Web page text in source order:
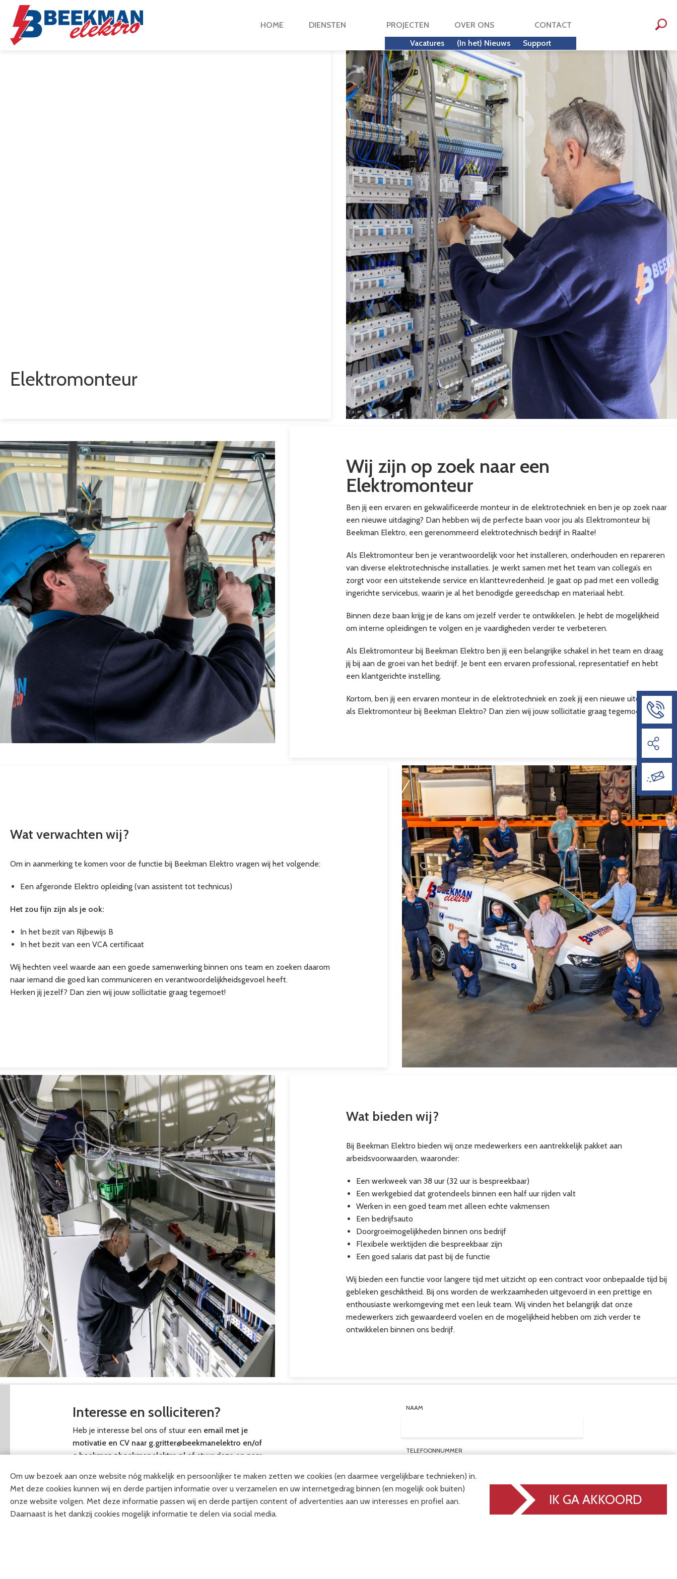
HOME DIENSTEN PROJECTEN OVER ONS
CONTACT
Vacatures
(In het) Nieuws Support
Elektromonteur
Wij zijn op zoek naar een
Elektromonteur
Ben jij een ervaren en gekwalificeerde monteur in de elektrotechniek en ben je op zoek naar
een nieuwe uitdaging? Dan hebben wij de perfecte baan voor jou als Elektromonteur bij
Beekman Elektro, een gerenommeerd elektrotechnisch bedrijf in Raalte!
Als Elektromonteur ben je verantwoordelijk voor het installeren, onderhouden en repareren
van diverse elektrotechnische installaties. Je werkt samen met het team van collega’s en
zorgt voor een uitstekende service en klanttevredenheid. Je gaat op pad met een volledig
ingerichte servicebus, waarin je al het benodigde gereedschap en materiaal hebt.
Binnen deze baan krijg je de kans om jezelf verder te ontwikkelen. Je hebt de mogelijkheid
om interne opleidingen te volgen en je vaardigheden verder te verbeteren.
Als Elektromonteur bij Beekman Elektro ben jij een belangrijke schakel in het team en draag
jij bij aan de groei van het bedrijf. Je bent een ervaren professional, representatief en hebt
een klantgerichte instelling.
Kortom, ben jij een ervaren monteur in de elektrotechniek en zoek jij een nieuwe uitdaging
als Elektromonteur bij Beekman Elektro? Dan zien wij jouw sollicitatie graag tegemoet!
Wat verwachten wij?
Om in aanmerking te komen voor de functie bij Beekman Elektro vragen wij het volgende:
Een afgeronde Elektro opleiding (van assistent tot technicus)
Het zou fijn zijn als je ook:
In het bezit van Rijbewijs B
In het bezit van een VCA certificaat
Wij hechten veel waarde aan een goede samenwerking binnen ons team en zoeken daarom
naar iemand die goed kan communiceren en verantwoordelijkheidsgevoel heeft.
Herken jij jezelf? Dan zien wij jouw sollicitatie graag tegemoet!
Wat bieden wij?
Bij Beekman Elektro bieden wij onze medewerkers een aantrekkelijk pakket aan
arbeidsvoorwaarden, waaronder:
Een werkweek van 38 uur (32 uur is bespreekbaar)
Een werkgebied dat grotendeels binnen een half uur rijden valt
Werken in een goed team met alleen echte vakmensen
Een bedrijfsauto
Doorgroeimogelijkheden binnen ons bedrijf
Flexibele werktijden die bespreekbaar zijn
Een goed salaris dat past bij de functie
Wij bieden een functie voor langere tijd met uitzicht op een contract voor onbepaalde tijd bij
gebleken geschiktheid. Bij ons worden de werkzaamheden uitgevoerd in een prettige en
enthousiaste werkomgeving met een leuk team. Wij vinden het belangrijk dat onze
medewerkers zich gewaardeerd voelen en de mogelijkheid hebben om zich verder te
ontwikkelen binnen ons bedrijf.
Interesse en solliciteren?
Heb je interesse bel ons of stuur een email met je
motivatie en CV naar g.gritter@beekmanelektro en/of
e.beekman@beekmanelektro.nlof stuur deze op naar
Voor meer informatie over de de vacature,bel 0572 –
352511en vraag naar Gerben of Erik.
NAAM
TELEFOONNUMMER
EMAILADRES
Om uw bezoek aan onze website nóg makkelijk en persoonlijker te maken zetten we cookies (en daarmee vergelijkbare technieken) in.
Met deze cookies kunnen wij en derde partijen informatie over u verzamelen en uw internetgedrag binnen (en mogelijk ook buiten)
onze website volgen. Met deze informatie passen wij en derde partijen content of advertenties aan uw interesses en profiel aan.
Daarnaast is het dankzij cookies mogelijk informatie te delen via social media.
IK GA AKKOORD